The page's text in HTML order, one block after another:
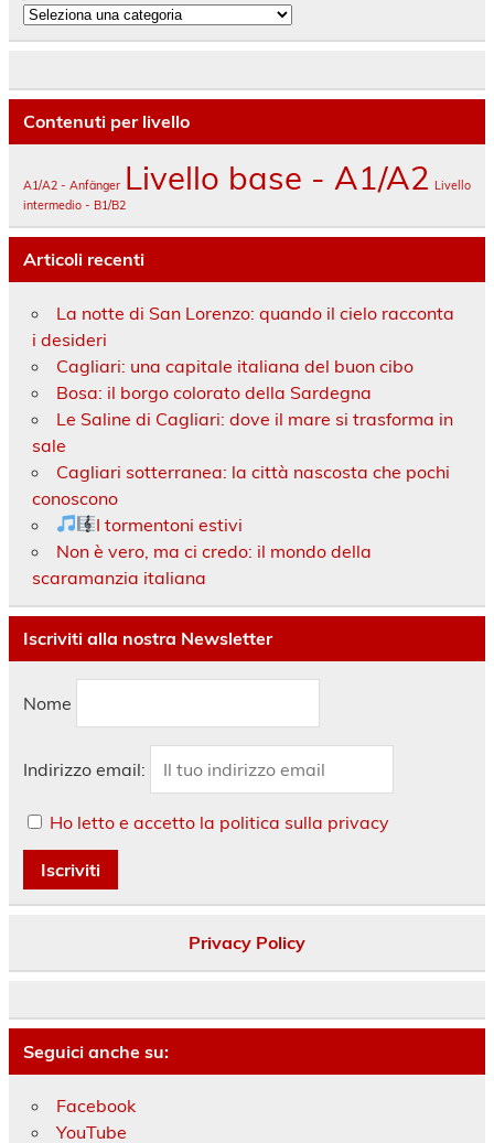
Categorie
Contenuti per livello
A1/A2 - Anfänger Livello base - A1/A2 Livello
intermedio - B1/B2
Articoli recenti
La notte di San Lorenzo: quando il cielo racconta
i desideri
Cagliari: una capitale italiana del buon cibo
Bosa: il borgo colorato della Sardegna
Le Saline di Cagliari: dove il mare si trasforma in
sale
Cagliari sotterranea: la città nascosta che pochi
conoscono
I tormentoni estivi
Non è vero, ma ci credo: il mondo della
scaramanzia italiana
Iscriviti alla nostra Newsletter
Nome
Indirizzo email:
Ho letto e accetto la politica sulla privacy
Privacy Policy
Seguici anche su:
Facebook
YouTube